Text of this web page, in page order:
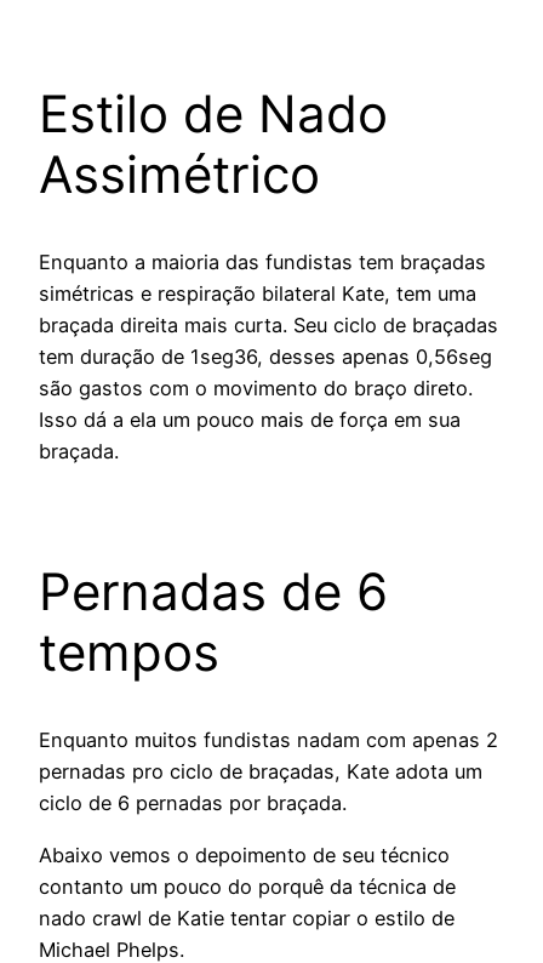
Estilo de Nado
Assimétrico
Enquanto a maioria das fundistas tem braçadas
simétricas e respiração bilateral Kate, tem uma
braçada direita mais curta. Seu ciclo de braçadas
tem duração de 1seg36, desses apenas 0,56seg
são gastos com o movimento do braço direto.
Isso dá a ela um pouco mais de força em sua
braçada.
Pernadas de 6
tempos
Enquanto muitos fundistas nadam com apenas 2
pernadas pro ciclo de braçadas, Kate adota um
ciclo de 6 pernadas por braçada.
Abaixo vemos o depoimento de seu técnico
contanto um pouco do porquê da técnica de
nado crawl de Katie tentar copiar o estilo de
Michael Phelps.